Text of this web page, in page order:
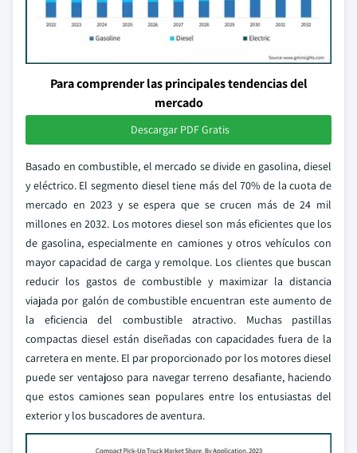
Para comprender las principales tendencias del
mercado
Descargar PDF Gratis
Basado en combustible, el mercado se divide en gasolina, diesel
y eléctrico. El segmento diesel tiene más del 70% de la cuota de
mercado en 2023 y se espera que se crucen más de 24 mil
millones en 2032. Los motores diesel son más eficientes que los
de gasolina, especialmente en camiones y otros vehículos con
mayor capacidad de carga y remolque. Los clientes que buscan
reducir los gastos de combustible y maximizar la distancia
viajada por galón de combustible encuentran este aumento de
la eficiencia del combustible atractivo. Muchas pastillas
compactas diesel están diseñadas con capacidades fuera de la
carretera en mente. El par proporcionado por los motores diesel
puede ser ventajoso para navegar terreno desafiante, haciendo
que estos camiones sean populares entre los entusiastas del
exterior y los buscadores de aventura.